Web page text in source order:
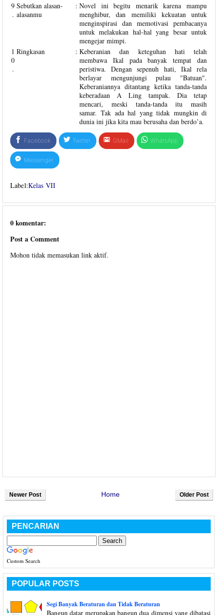
9
.
Sebutkan alasan-
alasanmu
: Novel ini begitu menarik karena mampu
menghibur, dan memiliki kekuatan untuk
menginspirasi dan memotivasi pembacanya
untuk melakukan hal-hal yang besar untuk
mengejar mimpi.
1
0
.
Ringkasan : Keberanian dan keteguhan hati telah
membawa Ikal pada banyak tempat dan
peristiwa. Dengan sepenuh hati, Ikal rela
berlayar mengunjungi pulau "Batuan".
Keberaniannya ditantang ketika tanda-tanda
keberadaan A Ling tampak. Dia tetap
mencari, meski tanda-tanda itu masih
samar. Tak ada hal yang tidak mungkin di
dunia ini jika kita mau berusaha dan berdo’a.
Facebook Twitter GMail WhatsApp
Messenger
Label:Kelas VII
0 komentar:
Post a Comment
Mohon tidak memasukan link aktif.
Newer Post Older Post
Home
PENCARIAN
Custom Search
POPULAR POSTS
Segi Banyak Beraturan dan Tidak Beraturan
Bangun datar merupakan bangun dua dimensi yang dibatasi